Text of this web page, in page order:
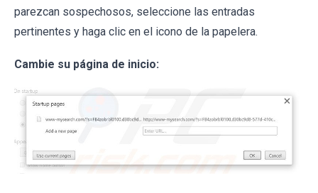
parezcan sospechosos, seleccione las entradas
pertinentes y haga clic en el icono de la papelera.
Cambie su página de inicio: